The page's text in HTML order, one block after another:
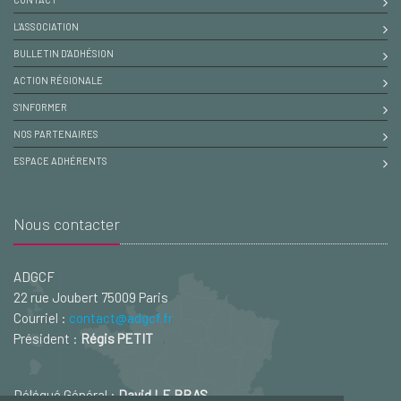
L'ASSOCIATION
BULLETIN D'ADHÉSION
ACTION RÉGIONALE
S'INFORMER
NOS PARTENAIRES
ESPACE ADHÉRENTS
Nous contacter
ADGCF
22 rue Joubert 75009 Paris
Courriel : contact@adgcf.fr
Président : Régis PETIT
Délégué Général :David LE BRAS